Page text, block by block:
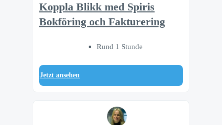
Koppla Blikk med Spiris
Bokföring och Fakturering
Rund 1 Stunde
Jetzt ansehen